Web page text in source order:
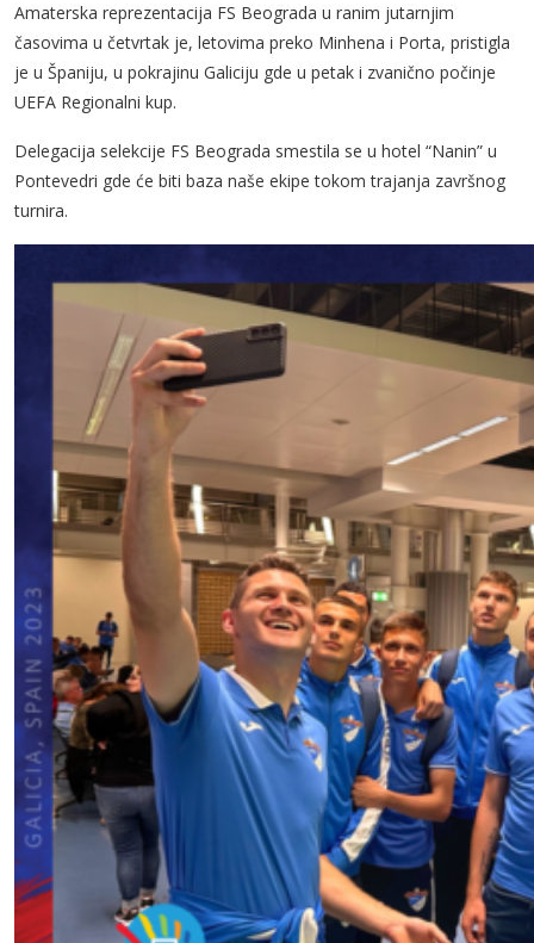
Amaterska reprezentacija FS Beograda u ranim jutarnjim
časovima u četvrtak je, letovima preko Minhena i Porta, pristigla
je u Španiju, u pokrajinu Galiciju gde u petak i zvanično počinje
UEFA Regionalni kup.
Delegacija selekcije FS Beograda smestila se u hotel “Nanin” u
Pontevedri gde će biti baza naše ekipe tokom trajanja završnog
turnira.